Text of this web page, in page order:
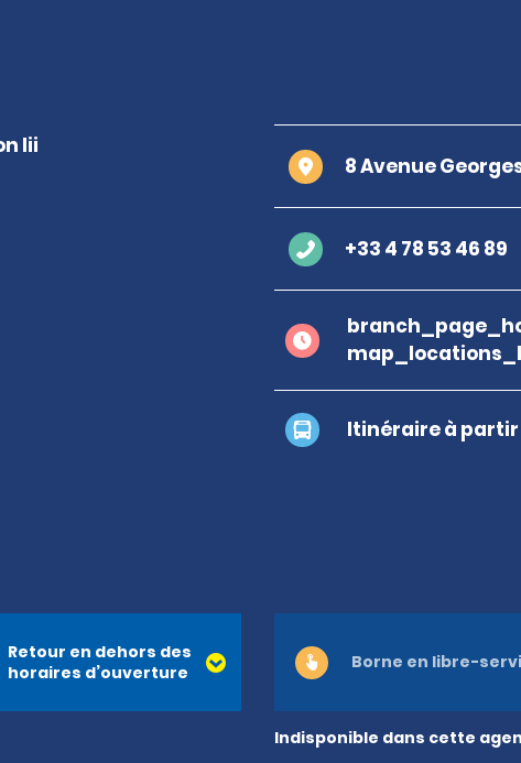
8 Avenue
+33 4 78 53 46 89
Itinéraire à
Retour en dehors des
horaires d’ouverture
Indisponible dans cette
Borne en libre-